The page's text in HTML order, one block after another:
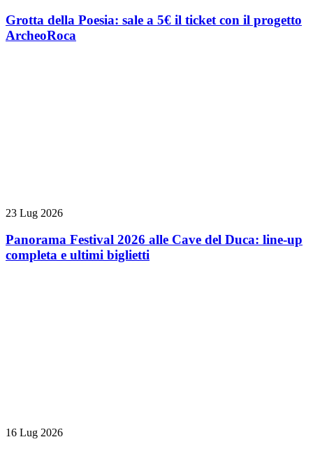
Grotta della Poesia: sale a 5€ il ticket con il progetto
ArcheoRoca
23 Lug 2026
Panorama Festival 2026 alle Cave del Duca: line-up
completa e ultimi biglietti
16 Lug 2026